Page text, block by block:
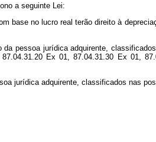
a seguinte Lei:
base no lucro real terão direito à
pessoa jurídica adquirente,
Ex 01, 87.04.31.30 Ex 01,
jurídica adquirente, classificados nas